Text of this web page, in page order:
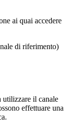
ai quai accedere
di riferimento)
utilizzare il canale
effettuare una